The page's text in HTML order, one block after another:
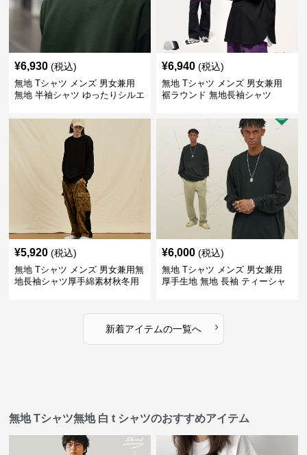
¥6,930 (税込)
無地 Tシャツ メンズ 男女兼用
無地 半袖シャツ ゆったりシルエ
¥6,940 (税込)
無地 Tシャツ メンズ 男女兼用
裾ラウンド 無地長袖シャツ
¥5,920 (税込)
無地 Tシャツ メンズ 男女兼用無
地長袖シャツ厚手綿素材秋冬用
¥6,000 (税込)
無地 Tシャツ メンズ 男女兼用
厚手生地 無地 長袖 ティーシャ
新着アイテムの一覧へ ›
無地 Tシャツ無地 白 t シャツのおすすめアイテム